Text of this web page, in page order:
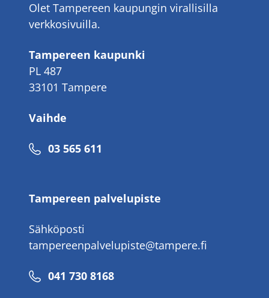
Olet Tampereen kaupungin virallisilla
verkkosivuilla.
Tampereen kaupunki
PL 487
33101 Tampere
Vaihde
Puhelinnumero
03 565 611
Tampereen palvelupiste
Sähköposti
tampereenpalvelupiste@tampere.fi
Puhelinnumero
041 730 8168